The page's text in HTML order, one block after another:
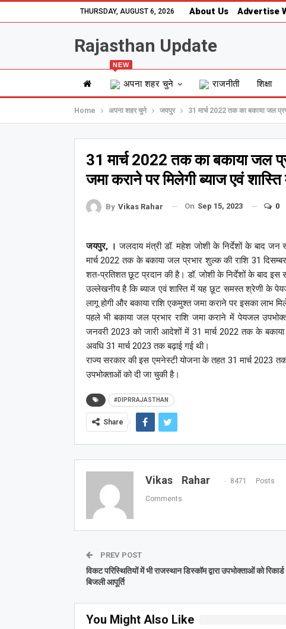
THURSDAY, AUGUST 6, 2026 About Us Advertise
Rajasthan Update
अपना शहर चुने
NEW
राजनीती शिक्षा
Home अपना शहर चुने जयपुर 31 मार्च 2022 तक का बकाया जल
31 मार्च 2022 तक का बकाया जल
जमा कराने पर मिलेगी ब्याज एवं
By Vikas Rahar On Sep 15, 2023 0
जयपुर, । जलदाय मंत्री डॉ. महेश जोशी के निर्देशों के बाद जन
मार्च 2022 तक के बकाया जल प्रभार शुल्क की राशि 31
शत-प्रतिशत छूट प्रदान की है। डॉ. जोशी के निर्देशों के बाद
उल्लेखनीय है कि ब्याज एवं शास्ति में यह छूट समस्त श्रेणी के
लागू होगी और बकाया राशि एकमुश्त जमा कराने पर इसका लाभ
पहले भी बकाया जल प्रभार राशि जमा कराने में पेयजल
जनवरी 2023 को जारी आदेशों में 31 मार्च 2022 तक के
अवधि 31 मार्च 2023 तक बढ़ाई गई थी।
राज्य सरकार की इस एमनेस्टी योजना के तहत 31 मार्च
उपभोक्ताओं को दी जा चुकी है।
#DIPRRAJASTHAN
Share
Vikas Rahar 8471 Posts
Comments
PREV POST
विकट परिस्थितियों में भी राजस्थान डिस्कॉम द्वारा उपभोक्ताओं को रिकार्ड
बिजली आपूर्ति
You Might Also Like